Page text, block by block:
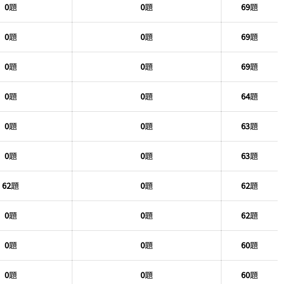
0題 0題 69題
0題 0題 69題
0題 0題 69題
0題 0題 64題
0題 0題 63題
0題 0題 63題
62題 0題 62題
0題 0題 62題
0題 0題 60題
0題 0題 60題